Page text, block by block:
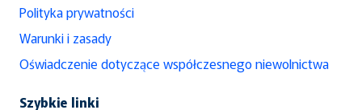
Polityka prywatności
Warunki i zasady
Oświadczenie dotyczące współczesnego niewolnictwa
Szybkie linki